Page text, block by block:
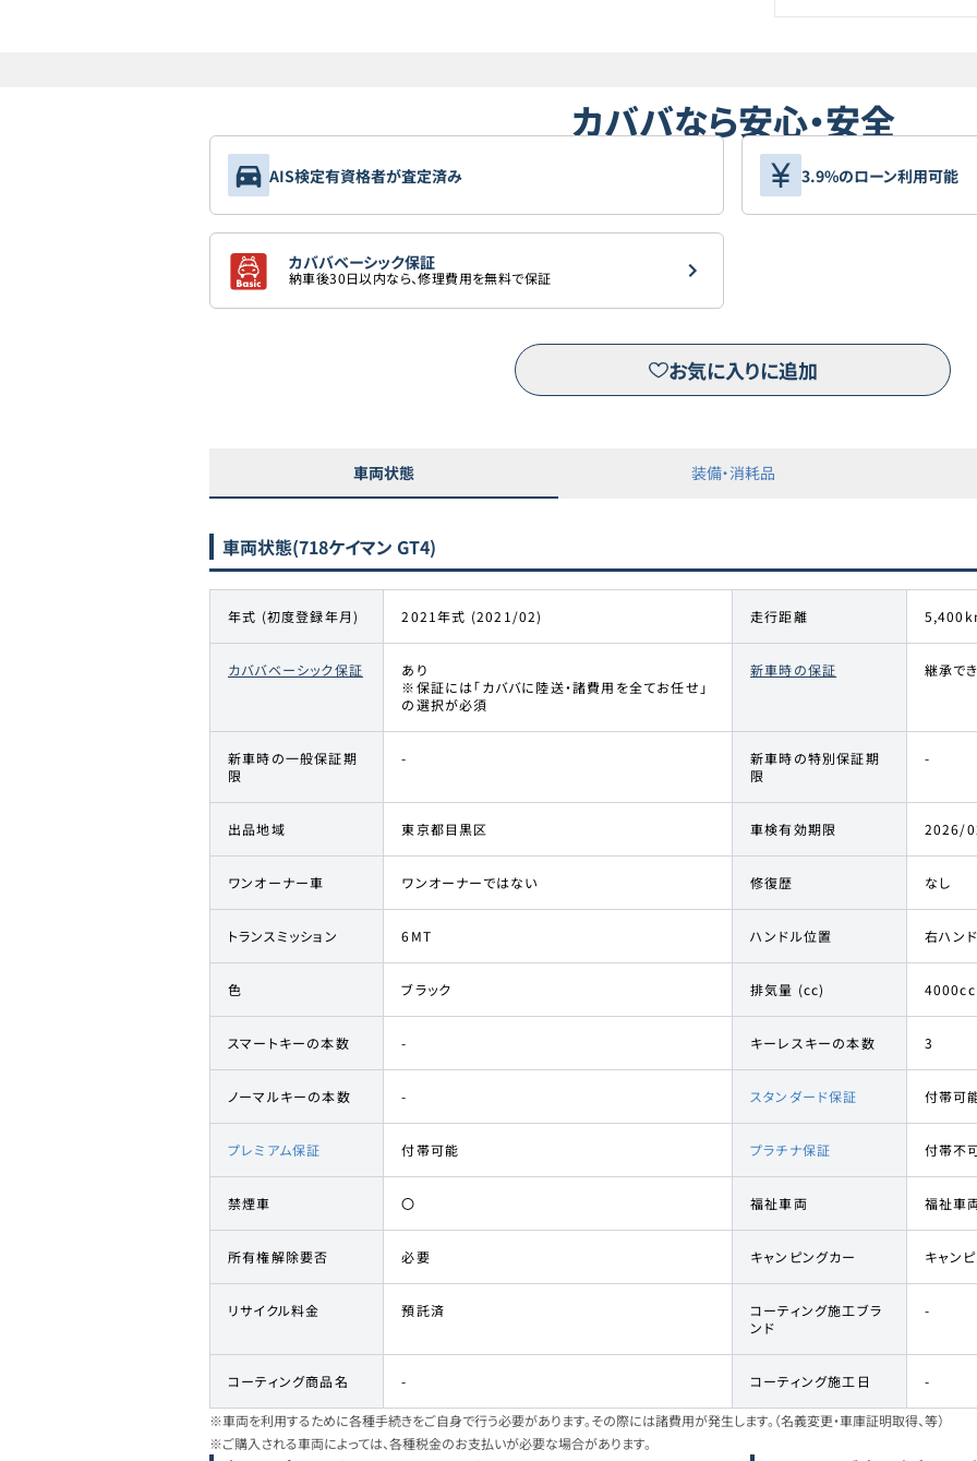
カババなら安心・安全
AIS検定有資格者が査定済み 3.9%のローン利用可能
カババベーシック保証
納車後30日以内なら、修理費用を無料で保証
お気に入りに追加
車両状態 装備・消耗品
車両状態(718ケイマン GT4)
年式 (初度登録年月) 2021年式 (2021/02) 走行距離
カババベーシック保証
あり
※保証には「カババに陸送・諸費用を全てお任せ」
の選択が必須
新車時の保証 継承で
新車時の一般保証期
限
-
新車時の特別保証期
限
-
出品地域 東京都目黒区 車検有効期限 2026/
ワンオーナー車 ワンオーナーではない 修復歴 なし
トランスミッション 6MT ハンドル位置 右ハン
色 ブラック 排気量 (cc) 4000cc
スマートキーの本数 - キーレスキーの本数 3
ノーマルキーの本数 - スタンダード保証 付帯可
プレミアム保証 付帯可能 プラチナ保証 付帯不
禁煙車 〇 福祉車両 福祉車
所有権解除要否 必要 キャンピングカー キャン
リサイクル料金 預託済
コーティング施工ブラ
ンド
-
コーティング商品名 - コーティング施工日 -
※車両を利用するために各種手続きをご自身で行う必要があります。その際には諸費用が発生します。（名義変更・車庫証明取得、等）
※ご購入される車両によっては、各種税金のお支払いが必要な場合があります。